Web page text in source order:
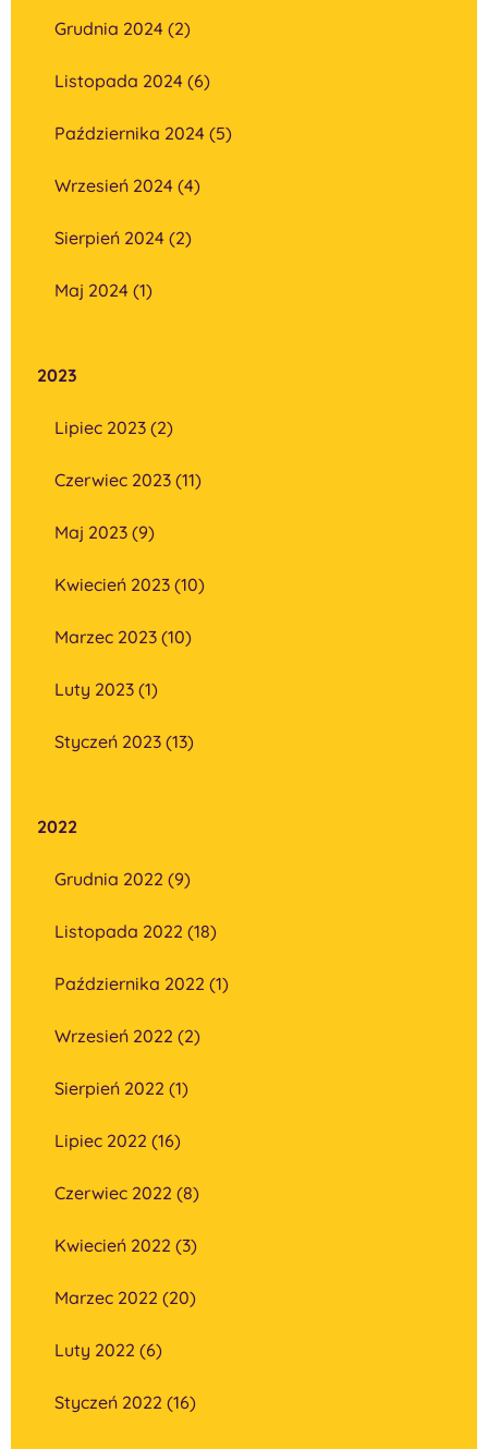
Grudnia 2024 (2)
Listopada 2024 (6)
Października 2024 (5)
Wrzesień 2024 (4)
Sierpień 2024 (2)
Maj 2024 (1)
2023
Lipiec 2023 (2)
Czerwiec 2023 (11)
Maj 2023 (9)
Kwiecień 2023 (10)
Marzec 2023 (10)
Luty 2023 (1)
Styczeń 2023 (13)
2022
Grudnia 2022 (9)
Listopada 2022 (18)
Października 2022 (1)
Wrzesień 2022 (2)
Sierpień 2022 (1)
Lipiec 2022 (16)
Czerwiec 2022 (8)
Kwiecień 2022 (3)
Marzec 2022 (20)
Luty 2022 (6)
Styczeń 2022 (16)